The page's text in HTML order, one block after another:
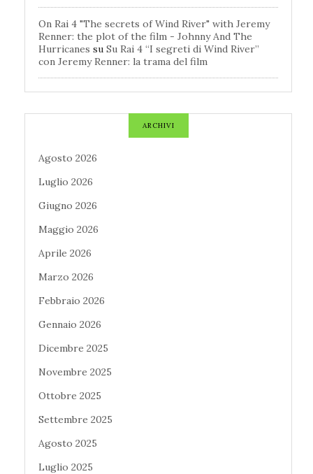
On Rai 4 "The secrets of Wind River" with Jeremy
Renner: the plot of the film - Johnny And The
Hurricanes su Su Rai 4 “I segreti di Wind River”
con Jeremy Renner: la trama del film
ARCHIVI
Agosto 2026
Luglio 2026
Giugno 2026
Maggio 2026
Aprile 2026
Marzo 2026
Febbraio 2026
Gennaio 2026
Dicembre 2025
Novembre 2025
Ottobre 2025
Settembre 2025
Agosto 2025
Luglio 2025